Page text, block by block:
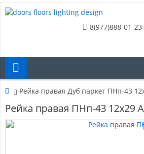
8(977)888-01-23
Рейка правая Дуб паркет ПНп-43
Рейка правая ПНп-43 12х29